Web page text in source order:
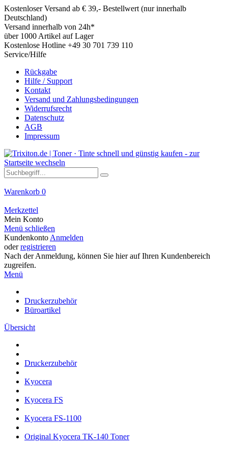
Kostenloser Versand ab € 39,- Bestellwert (nur innerhalb
Deutschland)
Versand innerhalb von 24h*
über 1000 Artikel auf Lager
Kostenlose Hotline +49 30 701 739 110
Service/Hilfe
Rückgabe
Hilfe / Support
Kontakt
Versand und Zahlungsbedingungen
Widerrufsrecht
Datenschutz
AGB
Impressum
Warenkorb 0
Merkzettel
Mein Konto
Menü schließen
Kundenkonto Anmelden
oderregistrieren
Nach der Anmeldung, können Sie hier auf Ihren Kundenbereich
zugreifen.
Menü
Druckerzubehör
Büroartikel
Übersicht
Druckerzubehör
Kyocera
Kyocera FS
Kyocera FS-1100
Original Kyocera TK-140 Toner